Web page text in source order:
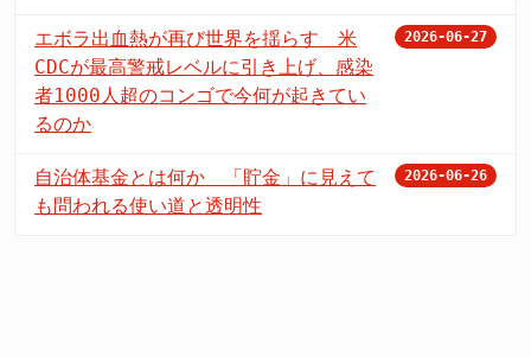
エボラ出血熱が再び世界を揺らす 米
CDCが最高警戒レベルに引き上げ、感染
者1000人超のコンゴで今何が起きてい
るのか
2026-06-27
自治体基金とは何か 「貯金」に見えて
も問われる使い道と透明性
2026-06-26